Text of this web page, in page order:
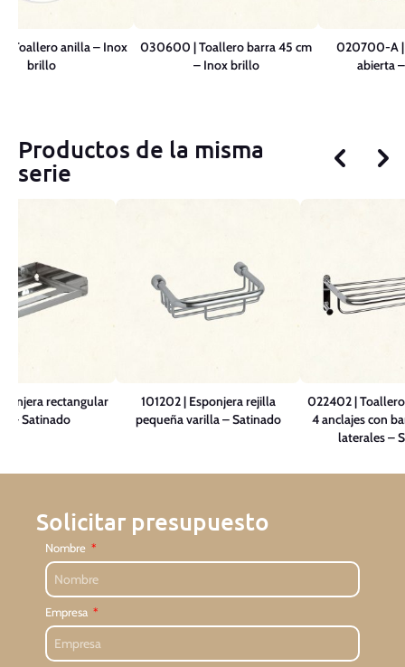
Toallero anilla – Inox
brillo
030600 | Toallero barra 45 cm
– Inox brillo
020700-A |
abierta
Productos de la misma
serie
rectangular
– Satinado
101202 | Esponjera rejilla
pequeña varilla – Satinado
022402 |
4 anclajes con
laterales –
Solicitar presupuesto
Nombre
Empresa